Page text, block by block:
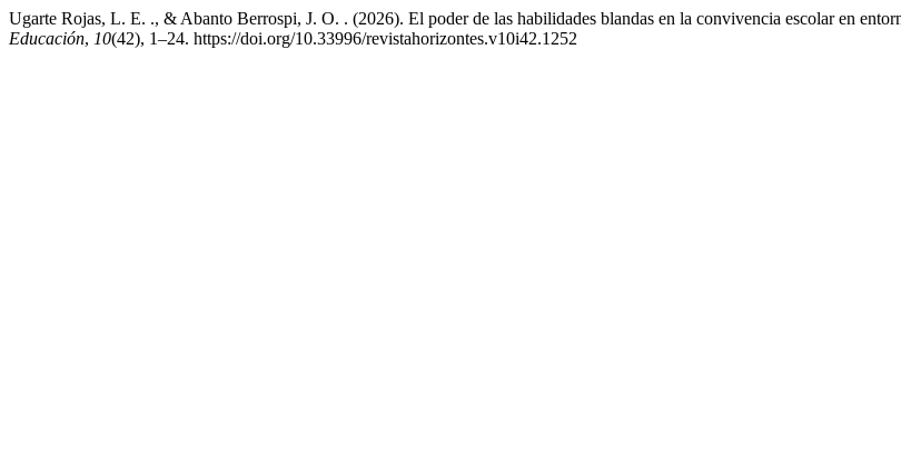
Ugarte Rojas, L. E. ., & Abanto Berrospi, J. O. . (2026). El poder de las habilidades blandas en la convivencia escolar en
Educación, 10(42), 1–24. https://doi.org/10.33996/revistahorizontes.v10i42.1252